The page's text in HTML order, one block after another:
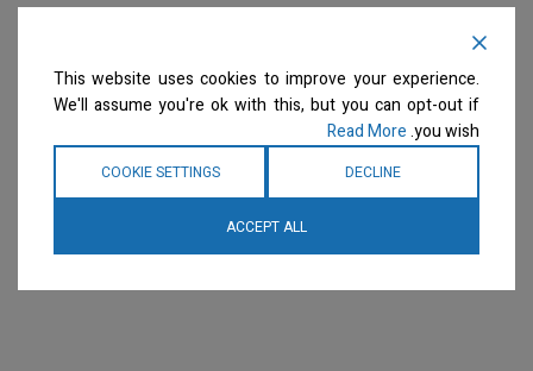
This website uses cookies to improve your experience.
We'll assume you're ok with this, but you can opt-out if
you wish.
Read More
DECLINE
COOKIE SETTINGS
ACCEPT ALL